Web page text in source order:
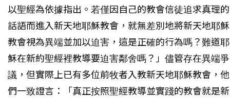
以聖經為依據指出。若僅因自己的教會信徒追求真理的
話語而進入新天地耶穌教會，就無差別地將新天地耶穌
教會視為異端並加以迫害，這是正確的行為嗎？難道耶
穌在新約聖經裡教導要迫害鄰舍嗎？」儘管存在異端爭
議，但實際上已有多位前牧者入教新天地耶穌教會，他
們一致證言：「真正按照聖經教導並實踐的教會就是新